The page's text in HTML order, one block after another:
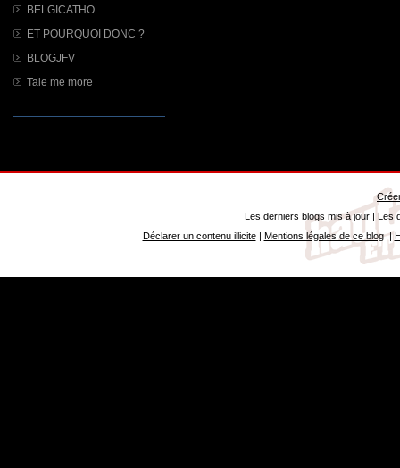
BELGICATHO
ET POURQUOI DONC ?
BLOGJFV
Tale me more
Les derniers blogs mis à jour| Les
Déclarer un contenu illicite| Mentions légales de ce blog|